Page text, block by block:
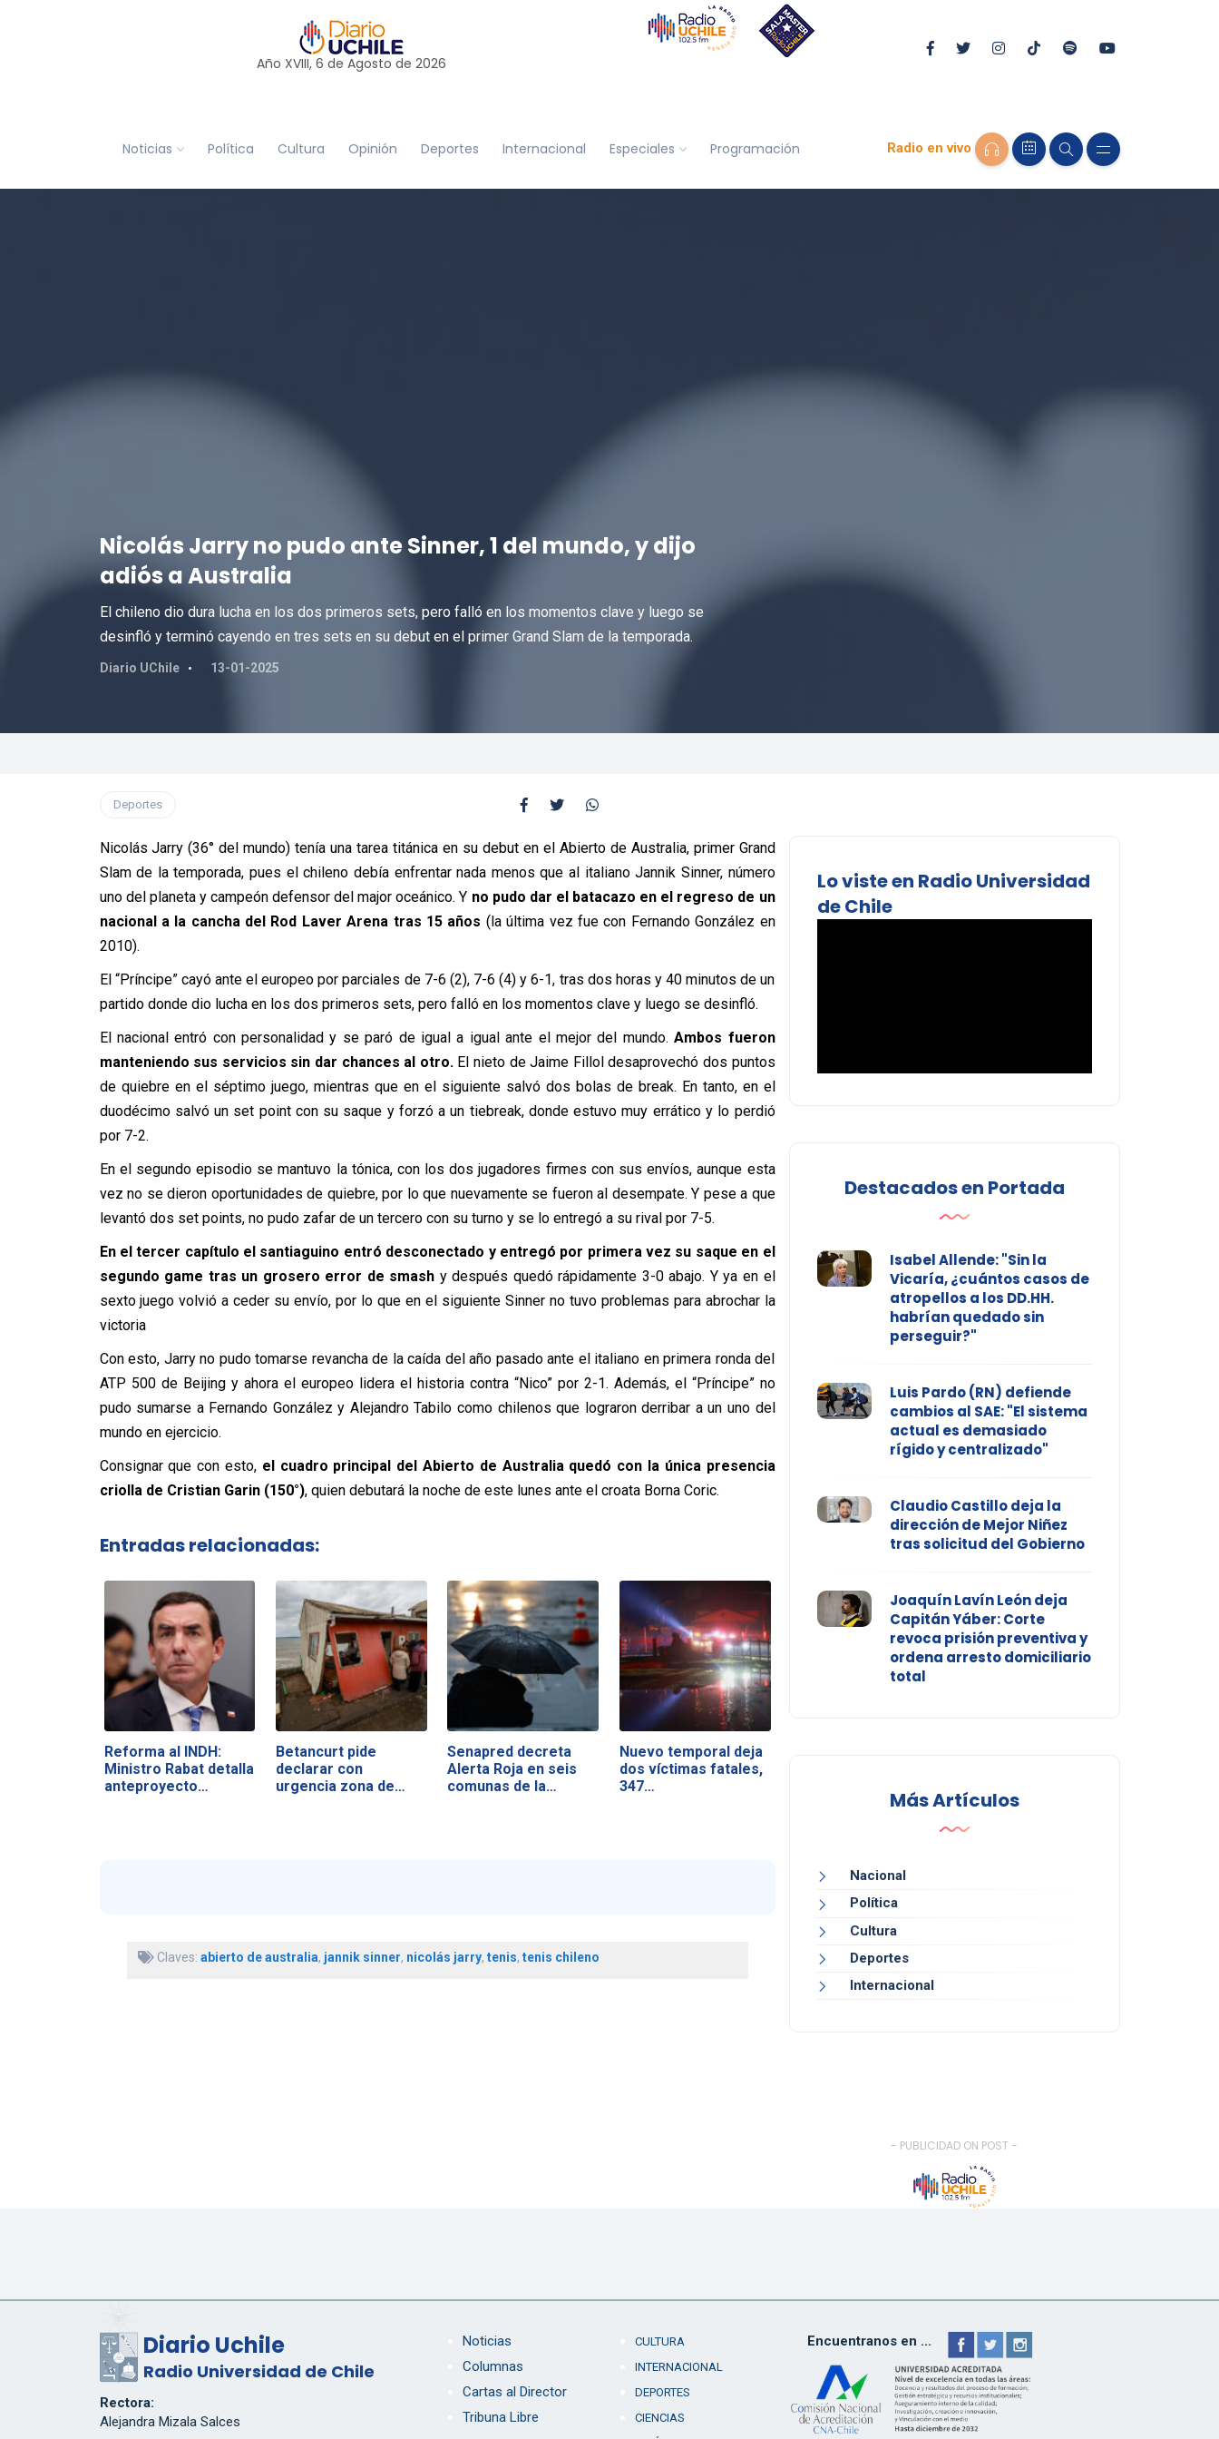
Año XVIII, 6 de Agosto de 2026
Noticias Política Cultura Opinión Deportes Internacional Especiales Programación Radio en vivo
Nicolás Jarry no pudo ante Sinner, 1 del mundo, y dijo
adiós a Australia
El chileno dio dura lucha en los dos primeros sets, pero falló en los momentos clave y luego se
desinfló y terminó cayendo en tres sets en su debut en el primer Grand Slam de la temporada.
Diario UChile 13-01-2025
Deportes
Nicolás Jarry (36° del mundo) tenía una tarea titánica en su debut en el Abierto de Australia, primer Grand
Slam de la temporada, pues el chileno debía enfrentar nada menos que al italiano Jannik Sinner, número
uno del planeta y campeón defensor del major oceánico. Y no pudo dar el batacazo en el regreso de un
nacional a la cancha del Rod Laver Arena tras 15 años (la última vez fue con Fernando González en
2010).
El “Príncipe” cayó ante el europeo por parciales de 7-6 (2), 7-6 (4) y 6-1, tras dos horas y 40 minutos de un
partido donde dio lucha en los dos primeros sets, pero falló en los momentos clave y luego se desinfló.
El nacional entró con personalidad y se paró de igual a igual ante el mejor del mundo.Ambos fueron
manteniendo sus servicios sin dar chances al otro.El nieto de Jaime Fillol desaprovechó dos puntos
de quiebre en el séptimo juego, mientras que en el siguiente salvó dos bolas de break. En tanto, en el
duodécimo salvó un set point con su saque y forzó a un tiebreak, donde estuvo muy errático y lo perdió
por 7-2.
En el segundo episodio se mantuvo la tónica, con los dos jugadores firmes con sus envíos, aunque esta
vez no se dieron oportunidades de quiebre, por lo que nuevamente se fueron al desempate. Y pese a que
levantó dos set points, no pudo zafar de un tercero con su turno y se lo entregó a su rival por 7-5.
En el tercer capítulo el santiaguino entró desconectado y entregó por primera vez su saque en el
segundo game tras un grosero error de smash y después quedó rápidamente 3-0 abajo. Y ya en el
sexto juego volvió a ceder su envío, por lo que en el siguiente Sinner no tuvo problemas para abrochar la
victoria
Con esto, Jarry no pudo tomarse revancha de la caída del año pasado ante el italiano en primera ronda del
ATP 500 de Beijing y ahora el europeo lidera el historia contra “Nico” por 2-1. Además, el “Príncipe” no
pudo sumarse a Fernando González y Alejandro Tabilo como chilenos que lograron derribar a un uno del
mundo en ejercicio.
Consignar que con esto,el cuadro principal del Abierto de Australia quedó con la única presencia
criolla de Cristian Garin (150°), quien debutará la noche de este lunes ante el croata Borna Coric.
Entradas relacionadas:
Reforma al INDH:
Ministro Rabat detalla
anteproyecto…
Betancurt pide
declarar con
urgencia zona de…
Senapred decreta
Alerta Roja en seis
comunas de la…
Nuevo temporal deja
dos víctimas fatales,
347…
Claves: abierto de australia, jannik sinner, nicolás jarry, tenis, tenis chileno
Lo viste en Radio Universidad
de Chile
Destacados en Portada
Isabel Allende: "Sin la
Vicaría, ¿cuántos casos de
atropellos a los DD.HH.
habrían quedado sin
perseguir?"
Luis Pardo (RN) defiende
cambios al SAE: "El sistema
actual es demasiado
rígido y centralizado"
Claudio Castillo deja la
dirección de Mejor Niñez
tras solicitud del Gobierno
Joaquín Lavín León deja
Capitán Yáber: Corte
revoca prisión preventiva y
ordena arresto domiciliario
total
Más Artículos
Nacional
Política
Cultura
Deportes
Internacional
- PUBLICIDAD ON POST -
Diario Uchile
Radio Universidad de Chile
Rectora:
Alejandra Mizala Salces
Noticias
Columnas
Cartas al Director
Tribuna Libre
CULTURA
INTERNACIONAL
DEPORTES
CIENCIAS
Encuentranos en ...